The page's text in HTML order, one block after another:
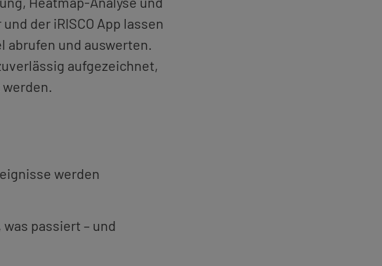
der iRIS­CO App las­sen
ab­ru­fen und aus­wer­ten.
auf­ge­zeich­net,
wer­den
pas­siert – und